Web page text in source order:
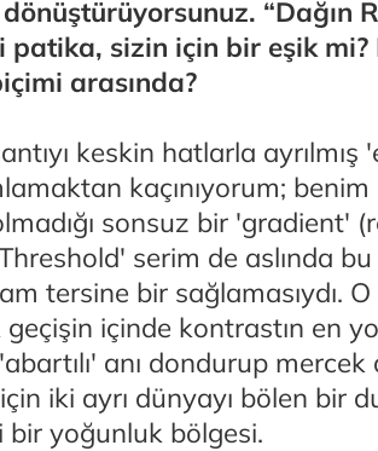
“Dağın
patika, sizin için bir eşik
arasında?
keskin hatlarla
kaçınıyorum;
sonsuz bir 'gradient'
serim de aslında
tersine bir sağlamasıydı. O
içinde kontrastın en
anı dondurup mercek
iki ayrı dünyayı bölen bir
bir yoğunluk bölgesi.